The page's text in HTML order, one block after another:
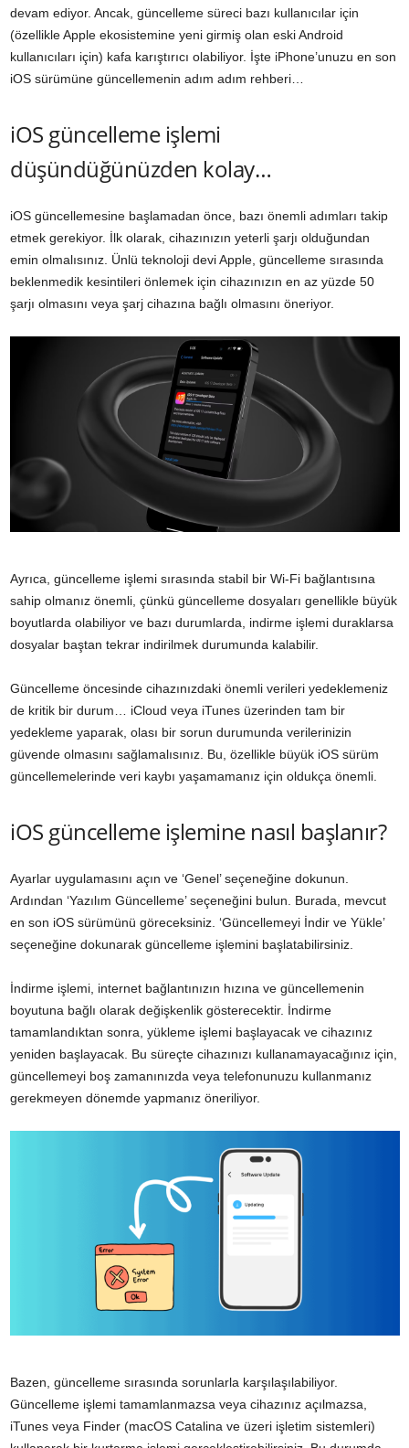
devam ediyor. Ancak, güncelleme süreci bazı kullanıcılar için
(özellikle Apple ekosistemine yeni girmiş olan eski Android
kullanıcıları için) kafa karıştırıcı olabiliyor. İşte iPhone’unuzu en son
iOS sürümüne güncellemenin adım adım rehberi…
iOS güncelleme işlemi
düşündüğünüzden kolay…
iOS güncellemesine başlamadan önce, bazı önemli adımları takip
etmek gerekiyor. İlk olarak, cihazınızın yeterli şarjı olduğundan
emin olmalısınız. Ünlü teknoloji devi Apple, güncelleme sırasında
beklenmedik kesintileri önlemek için cihazınızın en az yüzde 50
şarjı olmasını veya şarj cihazına bağlı olmasını öneriyor.
Ayrıca, güncelleme işlemi sırasında stabil bir Wi-Fi bağlantısına
sahip olmanız önemli, çünkü güncelleme dosyaları genellikle büyük
boyutlarda olabiliyor ve bazı durumlarda, indirme işlemi duraklarsa
dosyalar baştan tekrar indirilmek durumunda kalabilir.
Güncelleme öncesinde cihazınızdaki önemli verileri yedeklemeniz
de kritik bir durum… iCloud veya iTunes üzerinden tam bir
yedekleme yaparak, olası bir sorun durumunda verilerinizin
güvende olmasını sağlamalısınız. Bu, özellikle büyük iOS sürüm
güncellemelerinde veri kaybı yaşamamanız için oldukça önemli.
iOS güncelleme işlemine nasıl başlanır?
Ayarlar uygulamasını açın ve ‘Genel’ seçeneğine dokunun.
Ardından ‘Yazılım Güncelleme’ seçeneğini bulun. Burada, mevcut
en son iOS sürümünü göreceksiniz. ‘Güncellemeyi İndir ve Yükle’
seçeneğine dokunarak güncelleme işlemini başlatabilirsiniz.
İndirme işlemi, internet bağlantınızın hızına ve güncellemenin
boyutuna bağlı olarak değişkenlik gösterecektir. İndirme
tamamlandıktan sonra, yükleme işlemi başlayacak ve cihazınız
yeniden başlayacak. Bu süreçte cihazınızı kullanamayacağınız için,
güncellemeyi boş zamanınızda veya telefonunuzu kullanmanız
gerekmeyen dönemde yapmanız öneriliyor.
Bazen, güncelleme sırasında sorunlarla karşılaşılabiliyor.
Güncelleme işlemi tamamlanmazsa veya cihazınız açılmazsa,
iTunes veya Finder (macOS Catalina ve üzeri işletim sistemleri)